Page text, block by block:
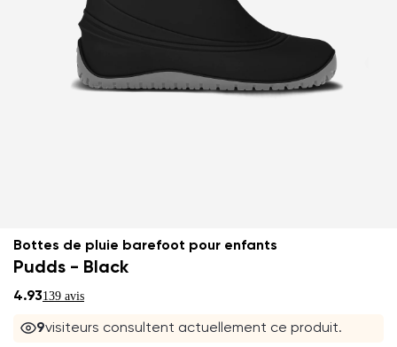
Bottes de pluie barefoot pour enfants
Pudds - Black
4.93139 avis
9visiteurs consultent actuellement ce produit.